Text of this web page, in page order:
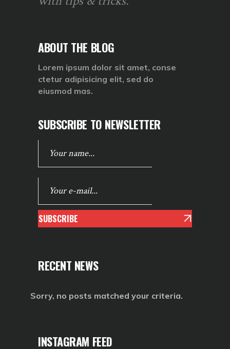
ABOUT THE BLOG
Lorem ipsum dolor sit amet, conse
ctetur adipisicing elit, sed do
eiusmod mas.
SUBSCRIBE TO NEWSLETTER
SUBSCRIBE
RECENT NEWS
Sorry, no posts matched your criteria.
INSTAGRAM FEED